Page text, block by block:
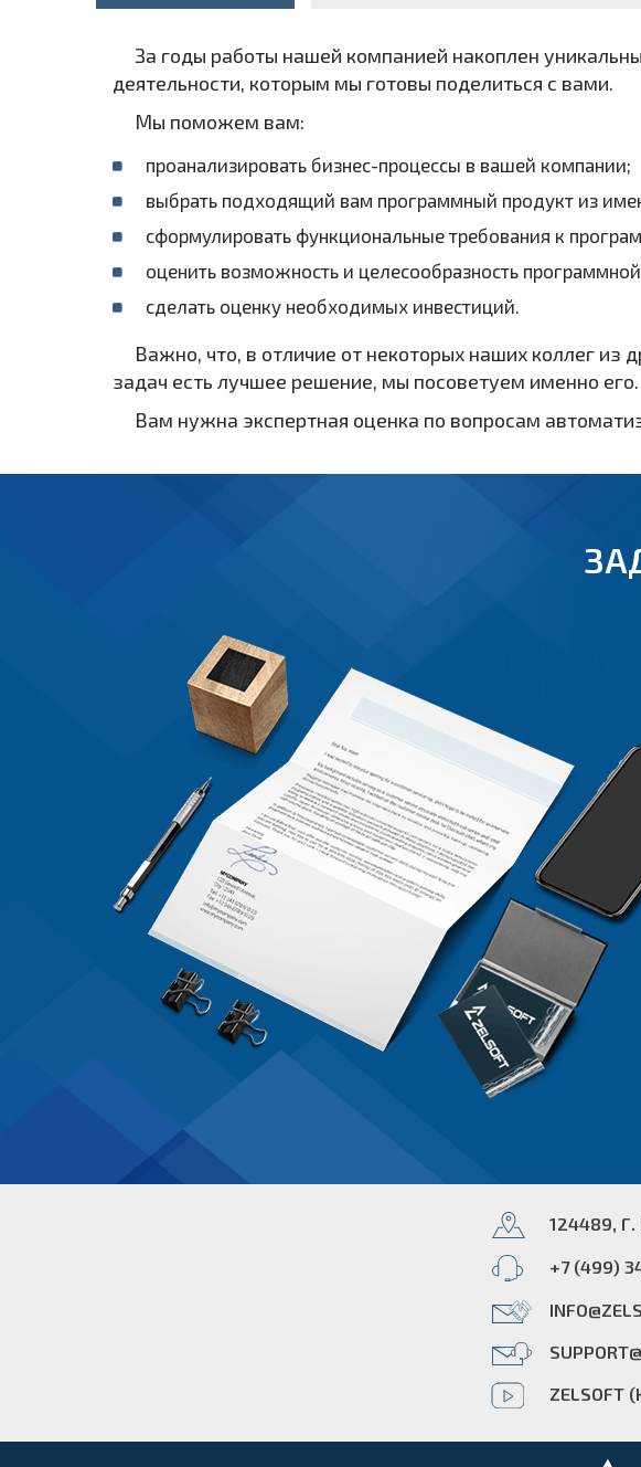
За годы работы нашей компанией накоплен
деятельности, которым мы готовы поделиться с вами.
Мы поможем вам:
проанализировать бизнес-процессы в вашей компании;
выбрать подходящий вам программный продукт из
сформулировать функциональные требования к
оценить возможность и целесообразность
сделать оценку необходимых инвестиций.
Важно, что, в отличие от некоторых наших коллег
задач есть лучшее решение, мы посоветуем именно его.
Вам нужна экспертная оценка по вопросам
124489,
+7 (499)
ZELSOFT